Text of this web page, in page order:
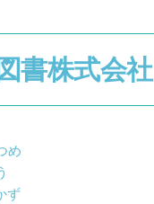
書株式会社
め
ず